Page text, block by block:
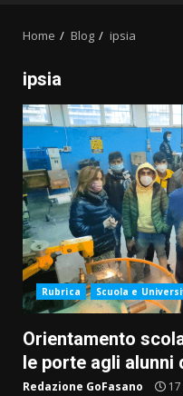
Home Blog ipsia
ipsia
Rubrica Scuola e
Orientamento
le porte agli alunni
Redazione GoFasano